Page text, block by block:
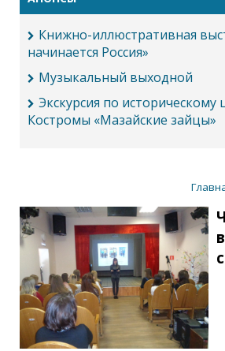
Книжно-иллюстративная
начинается Россия»
Музыкальный выходной
Экскурсия по историческому
Костромы «Мазайские зайцы»